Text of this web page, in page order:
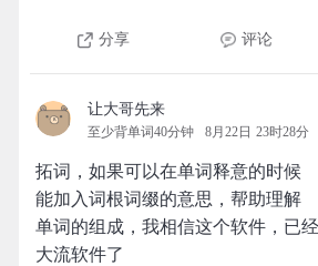
分享 评论
让大哥先来
至少背单词40分钟 8月22日 23时28分
拓词，如果可以在单词释意的时候
能加入词根词缀的意思，帮助理解
单词的组成，我相信这个软件，已
大流软件了